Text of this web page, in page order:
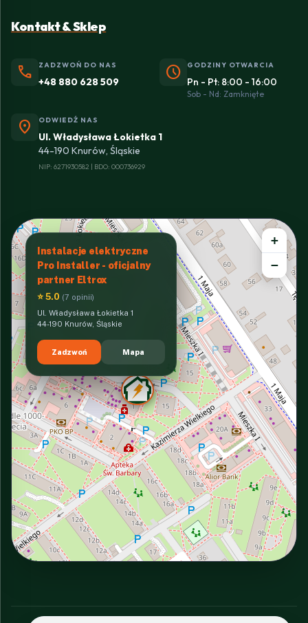
Kontakt & Sklep
phone ZADZWOŃ DO NAS
+48 880 628 509 schedule GODZINY OTWARCIA
Pn - Pt: 8:00 - 16:00
Sob - Nd: Zamknięte
location_on ODWIEDŹ NAS
Ul. Władysława Łokietka 1
44-190 Knurów, Śląskie
NIP: 6271930582 | BDO: 000736929
Instalacje elektryczne
Pro Installer - oficjalny
partner Eltrox
⭐ 5.0 (7 opinii)
Ul. Władysława Łokietka 1
44-190 Knurów, Śląskie
Zadzwoń Mapa
+
−
INTERACTIVE VIEW